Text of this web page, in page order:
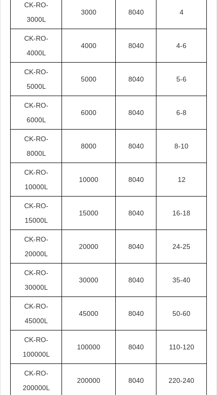
CK-RO-
3000L
3000 8040 4
CK-RO-
4000L
4000 8040 4-6
CK-RO-
5000L
5000 8040 5-6
CK-RO-
6000L
6000 8040 6-8
CK-RO-
8000L
8000 8040 8-10
CK-RO-
10000L
10000 8040 12
CK-RO-
15000L
15000 8040 16-18
CK-RO-
20000L
20000 8040 24-25
CK-RO-
30000L
30000 8040 35-40
CK-RO-
45000L
45000 8040 50-60
CK-RO-
100000L
100000 8040 110-120
CK-RO-
200000L
200000 8040 220-240